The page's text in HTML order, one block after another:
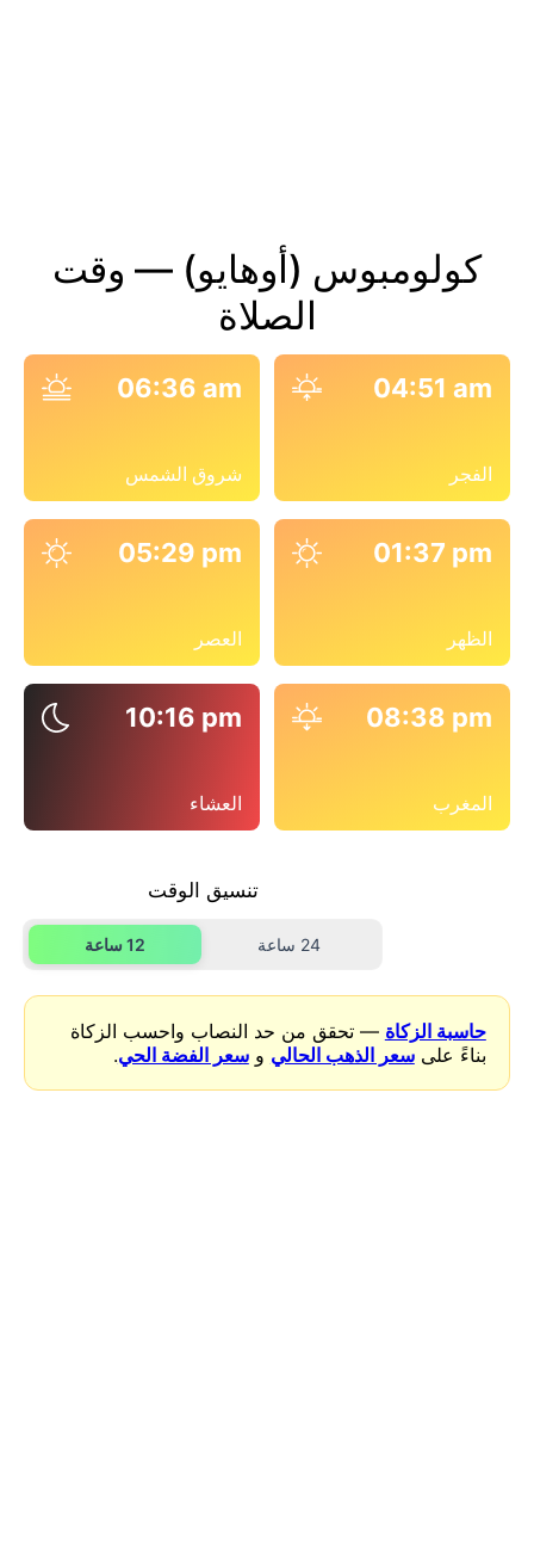
كولومبوس (أوهايو) — وقت
الصلاة
04:51 am
الفجر
06:36 am
شروق الشمس
01:37 pm
الظهر
05:29 pm
العصر
08:38 pm
المغرب
10:16 pm
العشاء
تنسيق الوقت
24 ساعة 12 ساعة
حاسبة الزكاة — تحقق من حد النصاب واحسب الزكاة
بناءً علىسعر الذهب الحالي وسعر الفضة الحي.